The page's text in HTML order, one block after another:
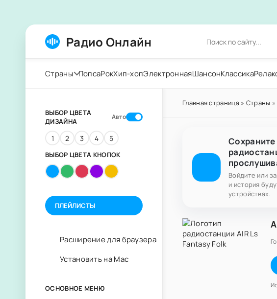
Радио Онлайн
Страны ПопсаРокХип-хопЭлектроннаяШансонКлассика
Главная страница» Страны »
Войдите или
и история
устройствах.
ВЫБОР ЦВЕТА
ДИЗАЙНА
Авто
1 2 3 4 5
ВЫБОР ЦВЕТА КНОПОК
ПЛЕЙЛИСТЫ
Расширение для браузера
Установить на Mac
ОСНОВНОЕ МЕНЮ